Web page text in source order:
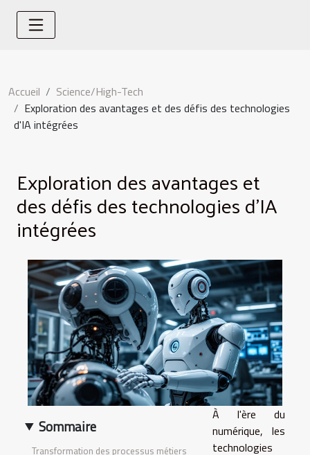
Accueil
Science/High-Tech
Exploration des avantages et des défis des technologies
d'IA intégrées
Exploration des avantages et
des défis des technologies d'IA
intégrées
Sommaire
Transformation des processus métiers
À l'ère du
numérique, les
technologies